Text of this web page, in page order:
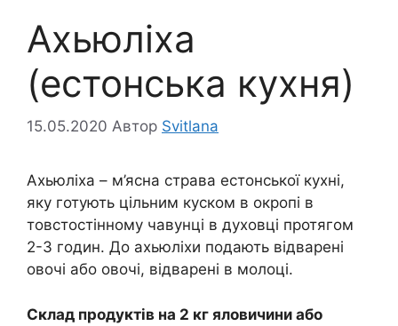
Ахьюліха
(естонська кухня)
15.05.2020 Автор Svitlana
Ахьюліха – м’ясна страва естонської кухні,
яку готують цільним куском в окропі в
товстостінному чавунці в духовці протягом
2-3 годин. До ахьюліхи подають відварені
овочі або овочі, відварені в молоці.
Склад продуктів на 2 кг яловичини або